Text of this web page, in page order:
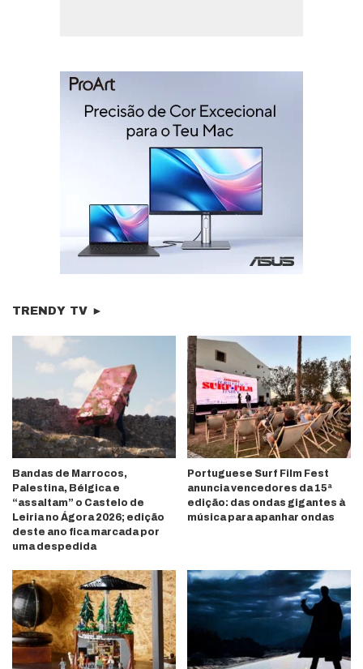
TRENDY TV ►
Bandas de Marrocos,
Palestina, Bélgica e
“assaltam” o Castelo de
Leiria no Ágora 2026; edição
deste ano fica marcada por
uma despedida
Portuguese Surf Film Fest
anuncia vencedores da 15ª
edição: das ondas gigantes à
música para apanhar ondas